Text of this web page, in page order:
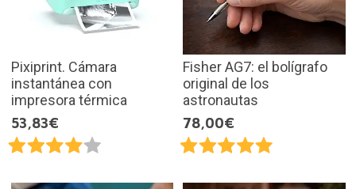
Pixiprint. Cámara
instantánea con
impresora térmica
53,83€
Fisher AG7: el bolígrafo
original de los
astronautas
78,00€